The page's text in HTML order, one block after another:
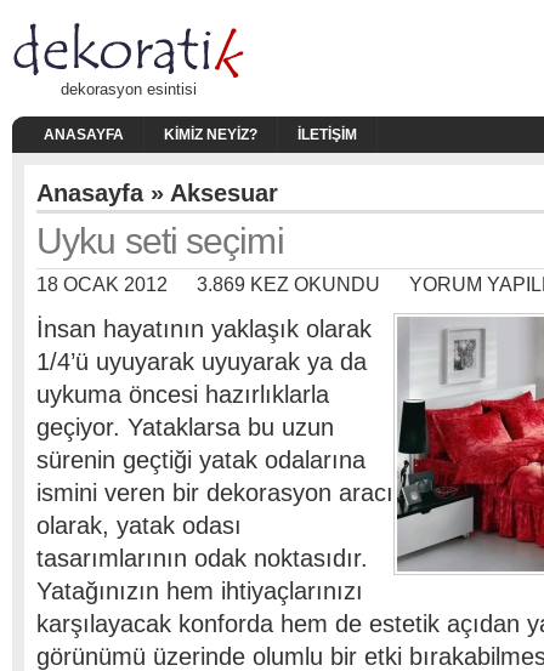
dekorasyon esintisi
ANASAYFA KIMIZ NEYIZ? İLETIŞIM
Anasayfa» Aksesuar
Uyku seti seçimi
18 OCAK 2012 3.869 KEZ OKUNDU YORUM
İnsan hayatının yaklaşık olarak
1/4’ü uyuyarak uyuyarak ya da
uykuma öncesi hazırlıklarla
geçiyor. Yataklarsa bu uzun
sürenin geçtiği yatak odalarına
ismini veren bir dekorasyon aracı
olarak, yatak odası
tasarımlarının odak noktasıdır.
Yatağınızın hem ihtiyaçlarınızı
karşılayacak konforda hem de estetik açıdan
görünümü üzerinde olumlu bir etki